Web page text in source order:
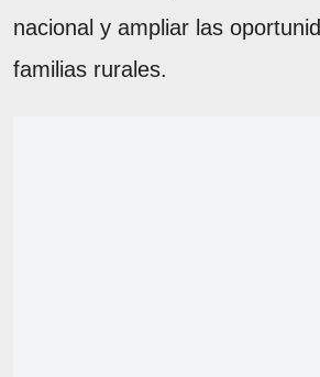
nacional y ampliar las
familias rurales.